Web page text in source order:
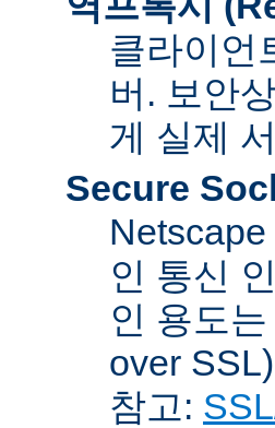
클라이언
버. 보안
게 실제
Secure
인 통신
인 용도는
over
참고: